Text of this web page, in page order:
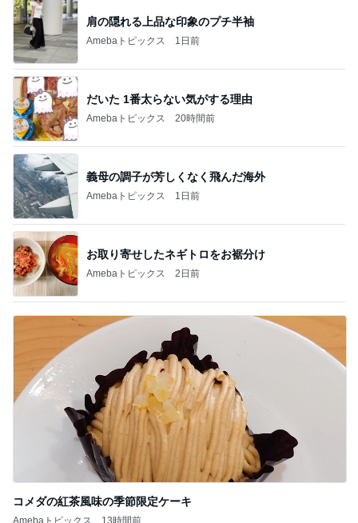
肩の隠れる上品な印象のプチ半袖
Amebaトピックス 1日前
だいた 1番太らない気がする理由
Amebaトピックス 20時間前
義母の調子が芳しくなく飛んだ海外
Amebaトピックス 1日前
お取り寄せしたネギトロをお裾分け
Amebaトピックス 2日前
コメダの紅茶風味の季節限定ケーキ
Amebaトピックス 13時間前